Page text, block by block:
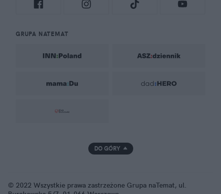
GRUPA NATEMAT
DO GÓRY
© 2022 Wszystkie prawa zastrzeżone Grupa naTemat, ul.